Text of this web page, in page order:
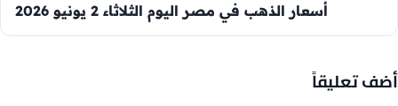
أسعار الذهب في مصر اليوم الثلاثاء 2 يونيو 2026
أضف تعليقاً